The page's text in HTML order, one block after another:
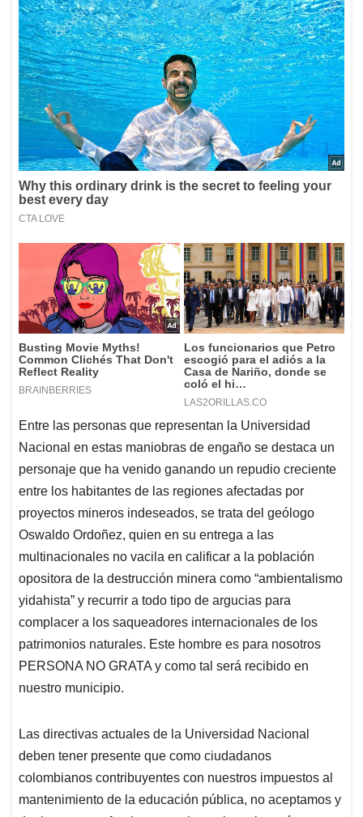
Entre las personas que representan la Universidad
Nacional en estas maniobras de engaño se destaca un
personaje que ha venido ganando un repudio creciente
entre los habitantes de las regiones afectadas por
proyectos mineros indeseados, se trata del geólogo
Oswaldo Ordoñez, quien en su entrega a las
multinacionales no vacila en calificar a la población
opositora de la destrucción minera como “ambientalismo
yidahista” y recurrir a todo tipo de argucias para
complacer a los saqueadores internacionales de los
patrimonios naturales. Este hombre es para nosotros
PERSONA NO GRATA y como tal será recibido en
nuestro municipio.
Las directivas actuales de la Universidad Nacional
deben tener presente que como ciudadanos
colombianos contribuyentes con nuestros impuestos al
mantenimiento de la educación pública, no aceptamos y